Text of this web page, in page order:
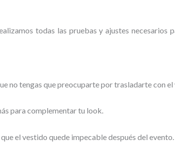
todas las pruebas y ajustes necesarios
no tengas que preocuparte por trasladarte con el
para complementar tu look.
el vestido quede impecable después del evento.